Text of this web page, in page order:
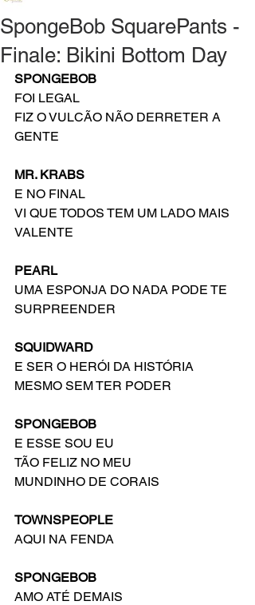
SpongeBob SquarePants -
Finale: Bikini Bottom Day
SPONGEBOB
FOI LEGAL
FIZ O VULCÃO NÃO DERRETER A
GENTE
MR. KRABS
E NO FINAL
VI QUE TODOS TEM UM LADO MAIS
VALENTE
PEARL
UMA ESPONJA DO NADA PODE TE
SURPREENDER
SQUIDWARD
E SER O HERÓI DA HISTÓRIA
MESMO SEM TER PODER
SPONGEBOB
E ESSE SOU EU
TÃO FELIZ NO MEU
MUNDINHO DE CORAIS
TOWNSPEOPLE
AQUI NA FENDA
SPONGEBOB
AMO ATÉ DEMAIS